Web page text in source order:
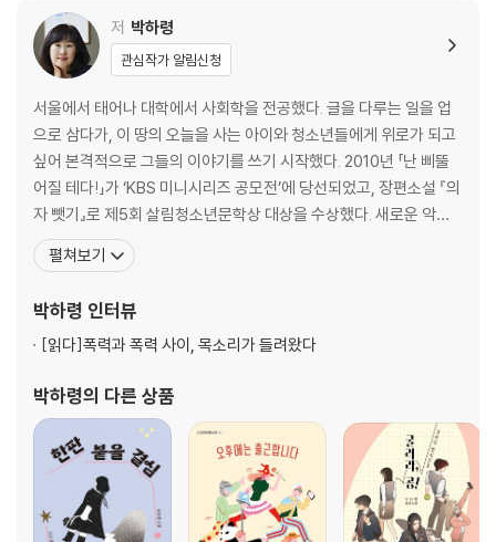
저 박하령
관심작가 알림신청
서울에서 태어나 대학에서 사회학을 전공했다. 글을 다루는 일을 업
으로 삼다가, 이 땅의 오늘을 사는 아이와 청소년들에게 위로가 되고
싶어 본격적으로 그들의 이야기를 쓰기 시작했다. 2010년 「난 삐뚤
어질 테다!」가 ‘KBS 미니시리즈 공모전’에 당선되었고, 장편소설 『의
자 뺏기』로 제5회 살림청소년문학상 대상을 수상했다. 새로운 악마
캐릭터를 통해 선택의 의미에 대해 질문하는 『반드시 다시 돌아온다』
로 제10회 비룡소 블루픽션상을 수상했으며, 장애인 부모와 비장애
올해의 한 책’에 선정되는 등 여러 기관의 추
펼쳐보기
박하령 인터뷰
[읽다]폭력과 폭력 사이, 목소리가 들려왔다
박하령의 다른 상품